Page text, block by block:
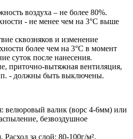
воздуха – не более 80%.
- не менее чем на 3°С выше
сквозняков и изменение
более чем на 3°С в момент
суток после нанесения.
приточно-вытяжная вентиляция,
- должны быть выключены.
велюровый валик (ворс 4-6мм) или
безвоздушное
Расход за слой: 80-100г/м².